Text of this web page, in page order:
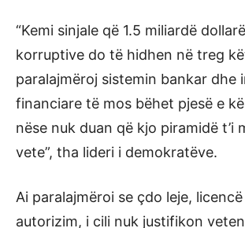
“Kemi sinjale që 1.5 miliardë
korruptive do të hidhen në treg
paralajmëroj sistemin bankar dhe
financiare të mos bëhet pjesë e
nëse nuk duan që kjo piramidë t’i
vete”, tha lideri i demokratëve.
Ai paralajmëroi se çdo leje,
autorizim, i cili nuk justifikon